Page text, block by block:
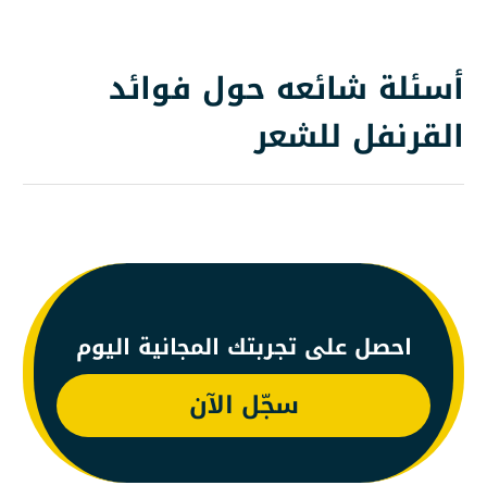
أسئلة شائعه حول فوائد
القرنفل للشعر
احصل على تجربتك المجانية اليوم
سجّل الآن